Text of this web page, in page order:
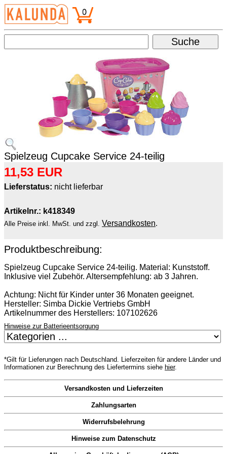
Spielzeug Cupcake Service 24-teilig
11,53 EUR
Lieferstatus: nicht lieferbar
Artikelnr.: k418349
Alle Preise inkl. MwSt. und zzgl. Versandkosten.
Produktbeschreibung:
Spielzeug Cupcake Service 24-teilig. Material: Kunststoff.
Inklusive viel Zubehör. Altersempfehlung: ab 3 Jahren.
Achtung: Nicht für Kinder unter 36 Monaten geeignet.
Hersteller: Simba Dickie Vertriebs GmbH
Artikelnummer des Herstellers: 107102626
Hinweise zur Batterieentsorgung
*Gilt für Lieferungen nach Deutschland. Lieferzeiten für andere Länder und
Informationen zur Berechnung des Liefertermins siehe hier.
Versandkosten und Lieferzeiten
Zahlungsarten
Widerrufsbelehrung
Hinweise zum Datenschutz